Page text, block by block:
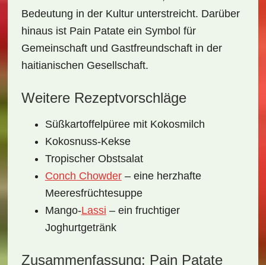
Bedeutung in der Kulturunterstreicht. Darüber
hinaus ist Pain Patate ein Symbol für
Gemeinschaft und Gastfreundschaft in der
haitianischen Gesellschaft.
Weitere Rezeptvorschläge
Süßkartoffelpüree mit Kokosmilch
Kokosnuss-Kekse
Tropischer Obstsalat
Conch Chowder– eine herzhafte
Meeresfrüchtesuppe
Mango-Lassi – ein fruchtiger
Joghurtgetränk
Zusammenfassung: Pain Patate